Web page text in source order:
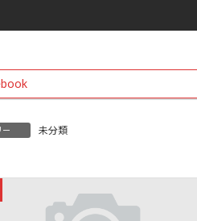
ー 未分類